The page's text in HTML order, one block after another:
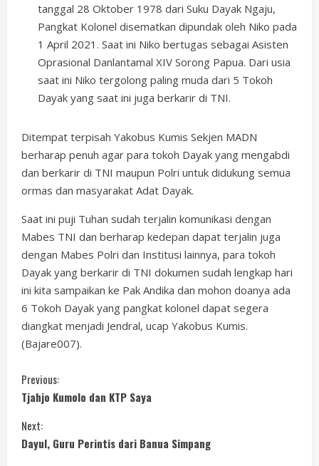
tanggal 28 Oktober 1978 dari Suku Dayak Ngaju,
Pangkat Kolonel disematkan dipundak oleh Niko pada
1 April 2021. Saat ini Niko bertugas sebagai Asisten
Oprasional Danlantamal XIV Sorong Papua. Dari usia
saat ini Niko tergolong paling muda dari 5 Tokoh
Dayak yang saat ini juga berkarir di TNI.
Ditempat terpisah Yakobus Kumis Sekjen MADN
berharap penuh agar para tokoh Dayak yang mengabdi
dan berkarir di TNI maupun Polri untuk didukung semua
ormas dan masyarakat Adat Dayak.
Saat ini puji Tuhan sudah terjalin komunikasi dengan
Mabes TNI dan berharap kedepan dapat terjalin juga
dengan Mabes Polri dan Institusi lainnya, para tokoh
Dayak yang berkarir di TNI dokumen sudah lengkap hari
ini kita sampaikan ke Pak Andika dan mohon doanya ada
6 Tokoh Dayak yang pangkat kolonel dapat segera
diangkat menjadi Jendral, ucap Yakobus Kumis.
(Bajare007).
C
o
n
Previous:
Tjahjo Kumolo dan KTP Saya
Next:
Dayul, Guru Perintis dari Banua Simpang